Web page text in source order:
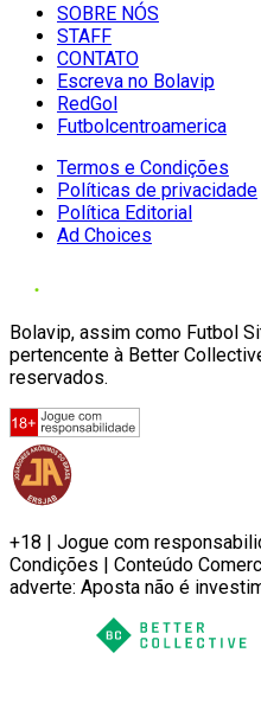
SOBRE NÓS
STAFF
CONTATO
Escreva no Bolavip
RedGol
Futbolcentroamerica
Termos e Condições
Políticas de privacidade
Política Editorial
Ad Choices
Bolavip, assim como Futbol
pertencente à Better
reservados.
+18 | Jogue com
Condições | Conteúdo
adverte: Aposta não é